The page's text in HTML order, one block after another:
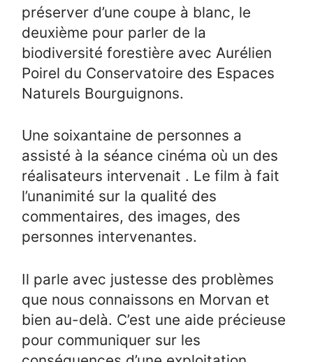
préserver d’une coupe à blanc, le
deuxième pour parler de la
biodiversité forestière avec Aurélien
Poirel du Conservatoire des Espaces
Naturels Bourguignons.
Une soixantaine de personnes a
assisté à la séance cinéma où un des
réalisateurs intervenait . Le film à fait
l’unanimité sur la qualité des
commentaires, des images, des
personnes intervenantes.
Il parle avec justesse des problèmes
que nous connaissons en Morvan et
bien au-delà. C’est une aide précieuse
pour communiquer sur les